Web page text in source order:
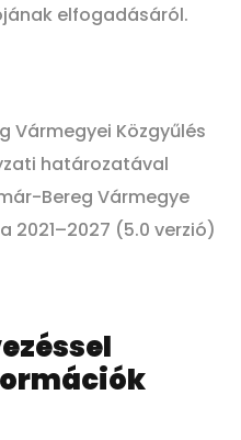
elfogadásáról.
Vármegyei Közgyűlés
határozatával
Bereg Vármegye
2021–2027 (5.0 verzió)